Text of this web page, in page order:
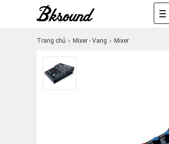
Trang chủ Mixer - Vang Mixer